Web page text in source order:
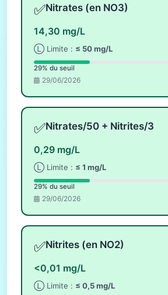
✅Nitrates (en NO3)
14,30 mg/L
Ⓛ Limite : ≤ 50 mg/L
29% du seuil
29/06/2026
✅Nitrates/50 + Nitrites/3
0,29 mg/L
Ⓛ Limite : ≤ 1 mg/L
29% du seuil
29/06/2026
✅Nitrites (en NO2)
<0,01 mg/L
Ⓛ Limite : ≤ 0,5 mg/L